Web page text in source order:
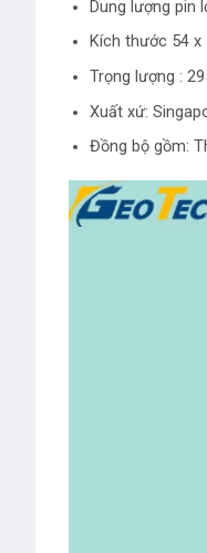
Dung lượng pin
Kích thước 54 x
Trọng lượng :
Xuất xứ:
Đồng bộ gồm: